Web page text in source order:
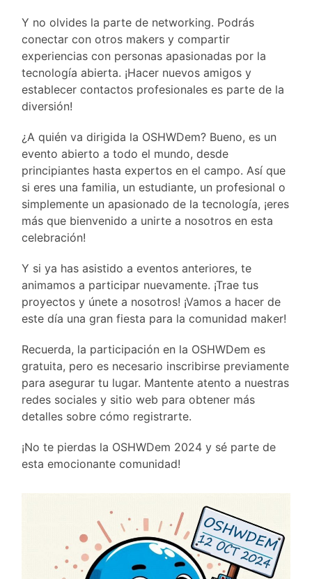
Y no olvides la parte de networking. Podrás
conectar con otros makers y compartir
experiencias con personas apasionadas por la
tecnología abierta. ¡Hacer nuevos amigos y
establecer contactos profesionales es parte de la
diversión!
¿A quién va dirigida la OSHWDem? Bueno, es un
evento abierto a todo el mundo, desde
principiantes hasta expertos en el campo. Así que
si eres una familia, un estudiante, un profesional o
simplemente un apasionado de la tecnología, ¡eres
más que bienvenido a unirte a nosotros en esta
celebración!
Y si ya has asistido a eventos anteriores, te
animamos a participar nuevamente. ¡Trae tus
proyectos y únete a nosotros! ¡Vamos a hacer de
este día una gran fiesta para la comunidad maker!
Recuerda, la participación en la OSHWDem es
gratuita, pero es necesario inscribirse previamente
para asegurar tu lugar. Mantente atento a nuestras
redes sociales y sitio web para obtener más
detalles sobre cómo registrarte.
¡No te pierdas la OSHWDem 2024 y sé parte de
esta emocionante comunidad!